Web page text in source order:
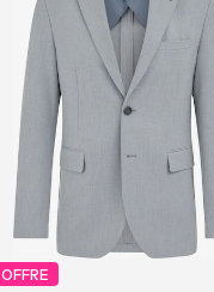
OFFRE